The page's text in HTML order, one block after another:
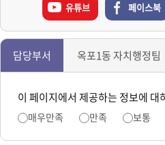
유튜브 페이스북
담당부서 옥포1동 자치행정팀
이 페이지에서 제공하는 정보에 대
매우만족 만족 보통